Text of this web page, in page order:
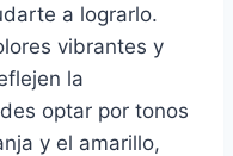
a lograrlo.
vibrantes y
la
optar por tonos
y el amarillo,